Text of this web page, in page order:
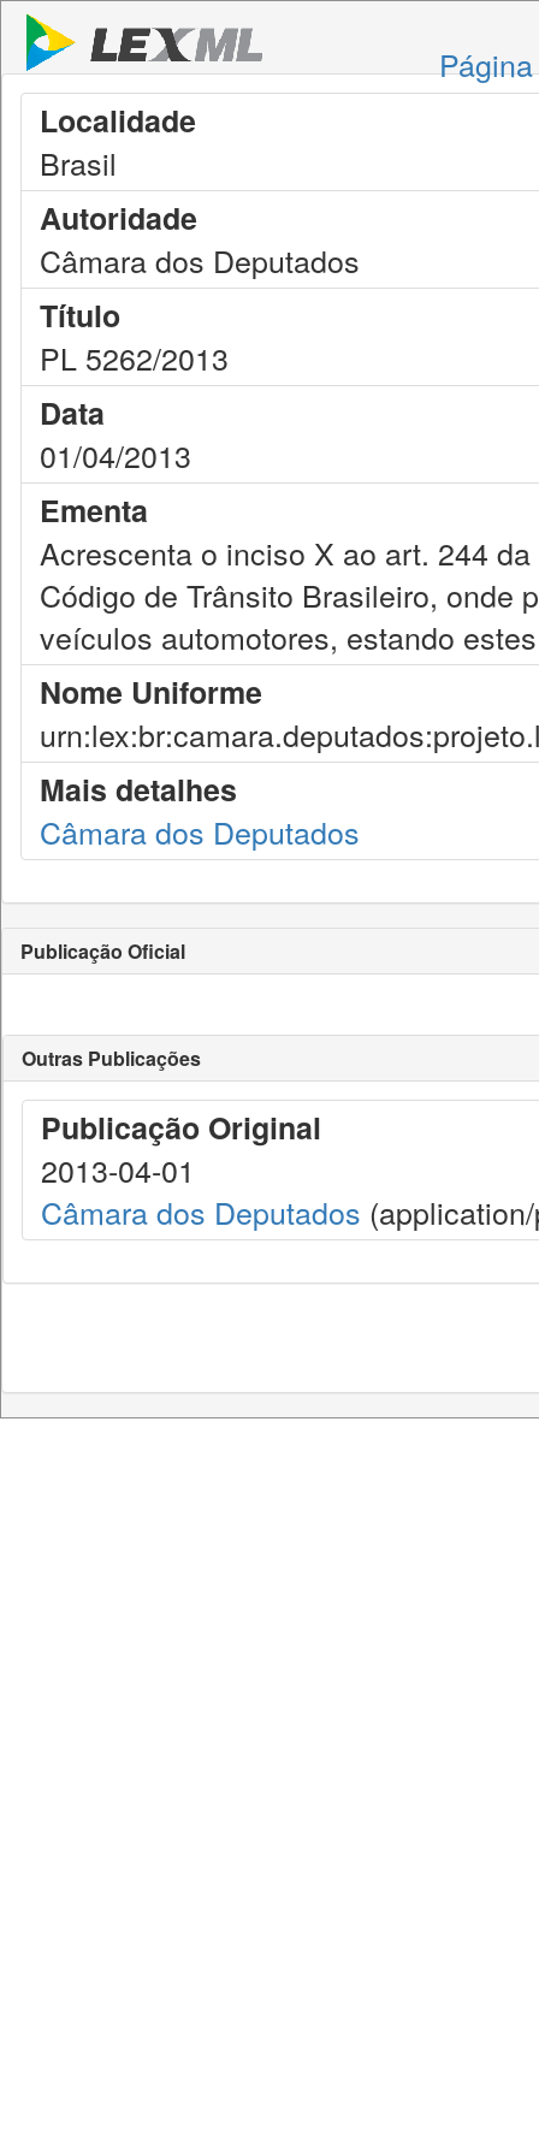
Localidade
Brasil
Autoridade
Câmara dos Deputados
Título
PL 5262/2013
Data
01/04/2013
Ementa
Acrescenta o inciso X ao art. 244
Código de Trânsito Brasileiro, onde
veículos automotores, estando
Nome Uniforme
Mais detalhes
Câmara dos Deputados
Publicação Oficial
Outras Publicações
Publicação Original
2013-04-01
Câmara dos Deputados